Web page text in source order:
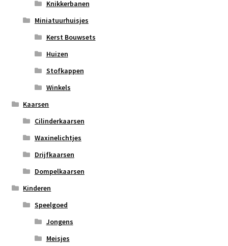
Knikkerbanen
Miniatuurhuisjes
Kerst Bouwsets
Huizen
Stofkappen
Winkels
Kaarsen
Cilinderkaarsen
Waxinelichtjes
Drijfkaarsen
Dompelkaarsen
Kinderen
Speelgoed
Jongens
Meisjes